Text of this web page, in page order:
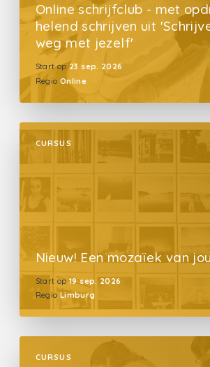
Online schrijfclub - met
helend schrijven uit
weg met jezelf'
Start op 23 sep. 2026
Regio Online
CURSUS
Nieuw! Een mozaïek van
Start op 19 sep. 2026
Regio Limburg
CURSUS